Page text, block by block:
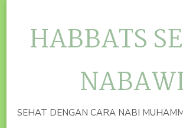
HABBATS
NABAWI
SEHAT DENGAN CARA NABI